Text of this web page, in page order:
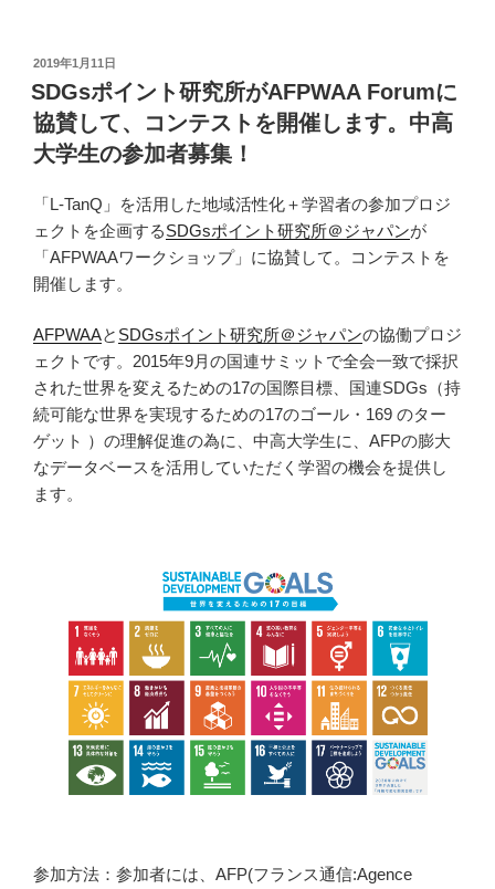
投
稿
日:
2019年1月11日
SDGsポイント研究所がAFPWAA Forumに
協賛して、コンテストを開催します。中高
大学生の参加者募集！
「L-TanQ」を活用した地域活性化＋学習者の参加プロジ
ェクトを企画するSDGsポイント研究所＠ジャパンが
「AFPWAAワークショップ」に協賛して。コンテストを
開催します。
AFPWAAと SDGsポイント研究所＠ジャパンの協働プロジ
ェクトです。2015年9月の国連サミットで全会一致で採択
された世界を変えるための17の国際目標、国連SDGs（持
続可能な世界を実現するための17のゴール・169 のター
ゲット ）の理解促進の為に、中高大学生に、AFPの膨大
なデータベースを活用していただく学習の機会を提供し
ます。
参加方法：参加者には、AFP(フランス通信:Agence